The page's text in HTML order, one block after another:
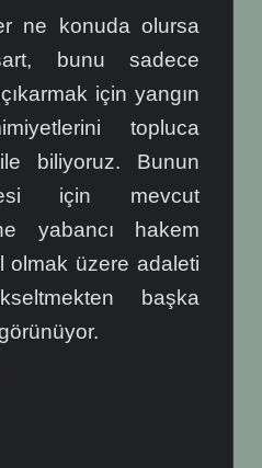
ne konuda olursa
bunu sadece
için yangın
topluca
biliyoruz. Bunun
için mevcut
yabancı hakem
olmak üzere adaleti
başka